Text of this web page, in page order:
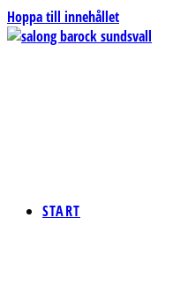
Hoppa till innehållet
START